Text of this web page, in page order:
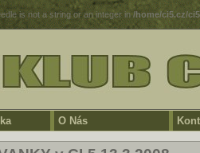
is not a string or an integer in/home/ci5.cz/
O Nás